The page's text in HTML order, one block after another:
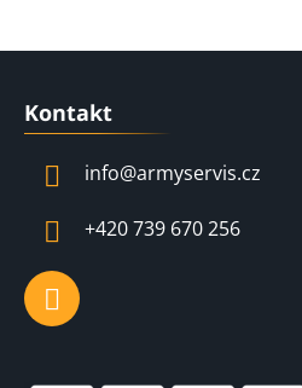
u
Z
Kontakt
info@armyservis.cz
+420 739 670 256